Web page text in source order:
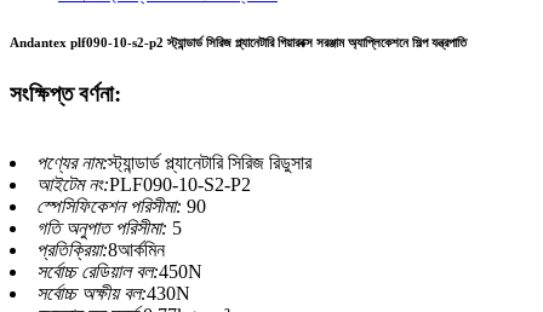
Andantex plf090-10-s2-p2 স্ট্যান্ডার্ড সিরিজ প্ল্যানেটারি গিয়ারবক্স সরঞ্জাম অ্যাপ্লিকেশনে শিল্প যন্ত্রপাতি
সংক্ষিপ্ত বর্ণনা:
পণ্যের নাম:স্ট্যান্ডার্ড প্ল্যানেটারি সিরিজ রিডুসার
আইটেম নং:PLF090-10-S2-P2
স্পেসিফিকেশন পরিসীমা: 90
গতি অনুপাত পরিসীমা: 5
প্রতিক্রিয়া:8আর্কমিন
সর্বোচ্চ রেডিয়াল বল:450N
সর্বোচ্চ অক্ষীয় বল:430N